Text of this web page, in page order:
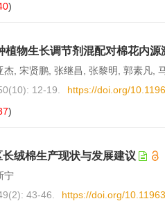
)
植物生长调节剂混配对棉花内
杰, 宋贤鹏, 张继昌, 张黎明, 郭素凡,
12-19.
https://doi.org/
)
绒棉生产现状与发展建议
宁
43-46.
https://doi.org/